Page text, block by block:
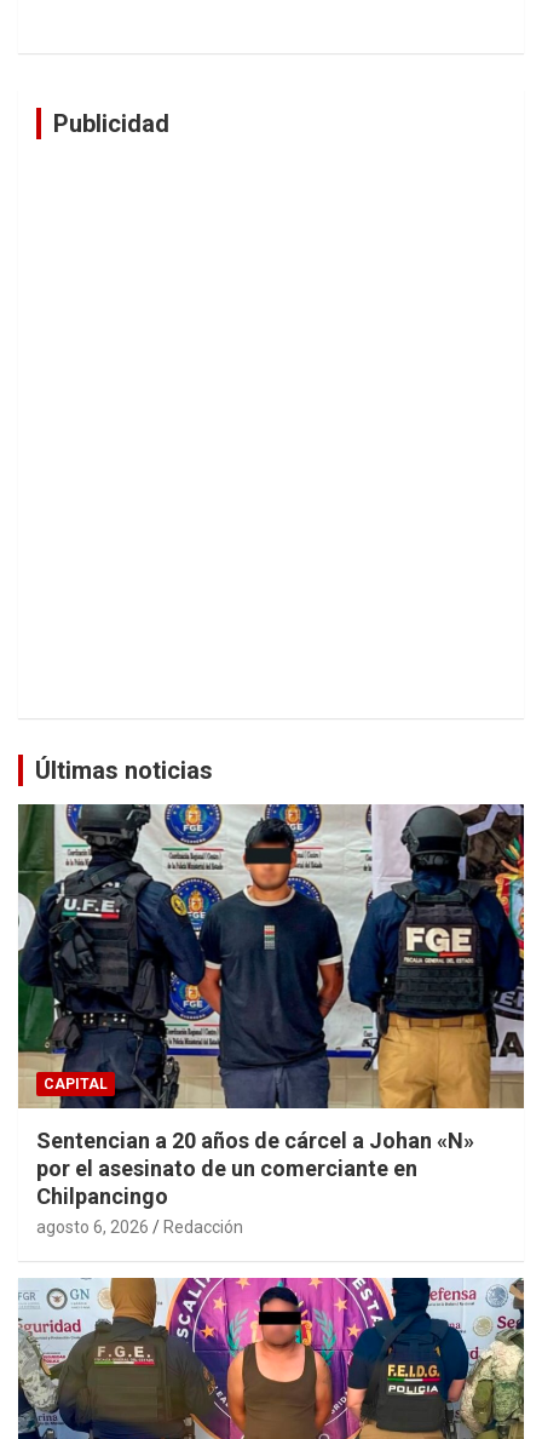
Publicidad
Últimas noticias
CAPITAL
Sentencian a 20 años de cárcel a Johan «N»
por el asesinato de un comerciante en
Chilpancingo
agosto 6, 2026 Redacción